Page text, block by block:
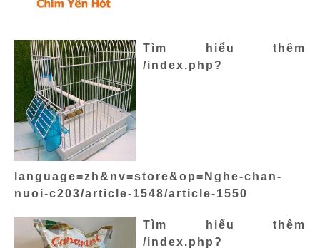
Tìm hiểu thêm
/index.php?
language=zh&nv=store&op=Nghe-chan-
nuoi-c203/article-1548/article-1550
Tìm hiểu thêm
/index.php?